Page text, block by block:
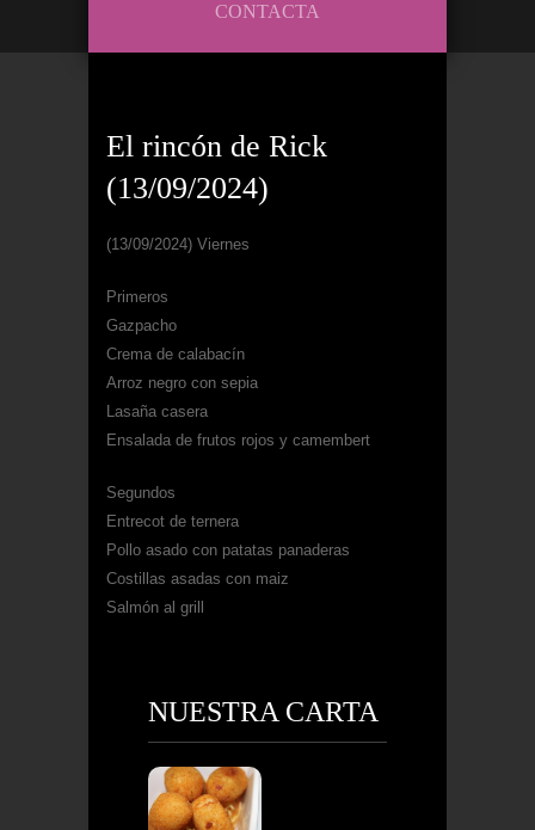
CONTACTA
El rincón de Rick
(13/09/2024)
(13/09/2024) Viernes
Primeros
Gazpacho
Crema de calabacín
Arroz negro con sepia
Lasaña casera
Ensalada de frutos rojos y camembert
Segundos
Entrecot de ternera
Pollo asado con patatas panaderas
Costillas asadas con maiz
Salmón al grill
NUESTRA CARTA